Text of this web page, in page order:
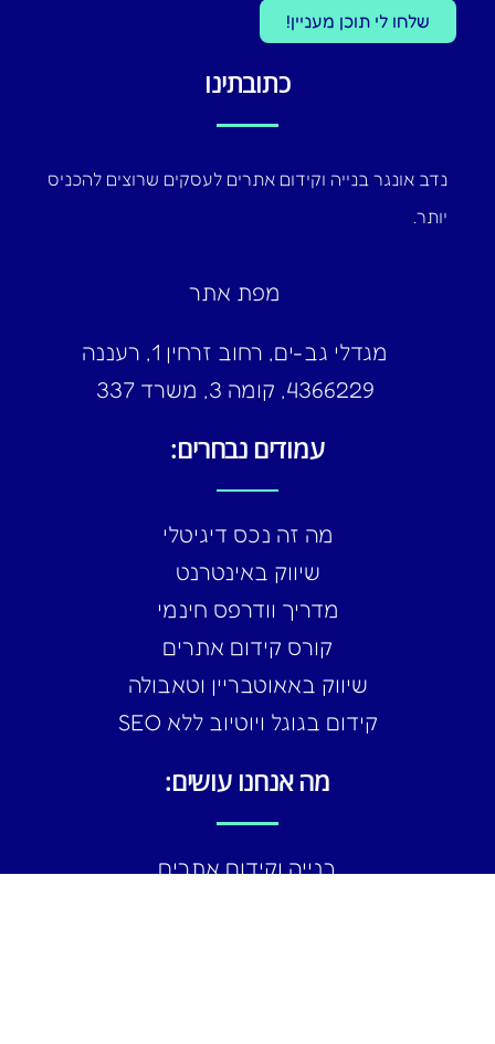
מה אנחנו עושים:
בנייה וקידום אתרים
עמודים נבחרים:
מה זה נכס דיגיטלי
שיווק באינטרנט
מדריך וודרפס חינמי
קורס קידום אתרים
שיווק באאוטבריין וטאבולה
קידום בגוגל ויוטיוב ללא SEO
כתובתינו
נדב אונגר בנייה וקידום אתרים לעסקים שרוצים להכניס
יותר.
מפת אתר
מגדלי גב-ים, רחוב זרחין 1, רעננה
4366229, קומה 3, משרד 337
שלחו לי תוכן מעניין!